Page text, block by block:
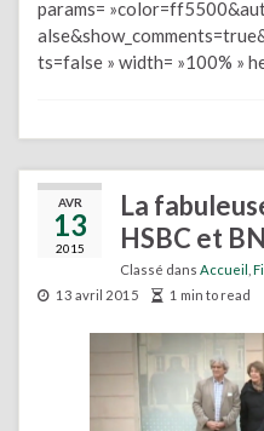
params=
ts=false » width= »100% »
AVR
13
2015
La
HSBC et
Classé dans Accueil
13 avril 2015
1 min to read